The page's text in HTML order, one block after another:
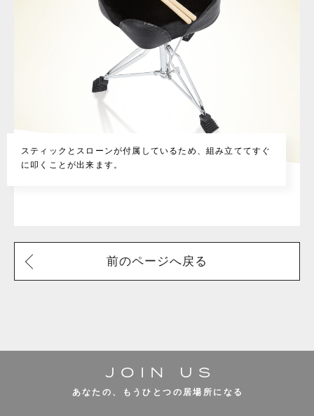
スティックとスローンが付属しているため、組み立ててすぐ
に叩くことが出来ます。
前のページへ戻る